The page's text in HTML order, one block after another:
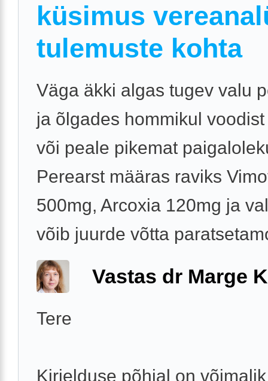
küsimus
tulemuste kohta
Väga äkki algas tugev valu
ja õlgades hommikul
või peale pikemat
Perearst määras raviks
500mg, Arcoxia 120mg ja
võib juurde võtta
Vastas dr Marge
Tere
Kirjelduse põhjal on